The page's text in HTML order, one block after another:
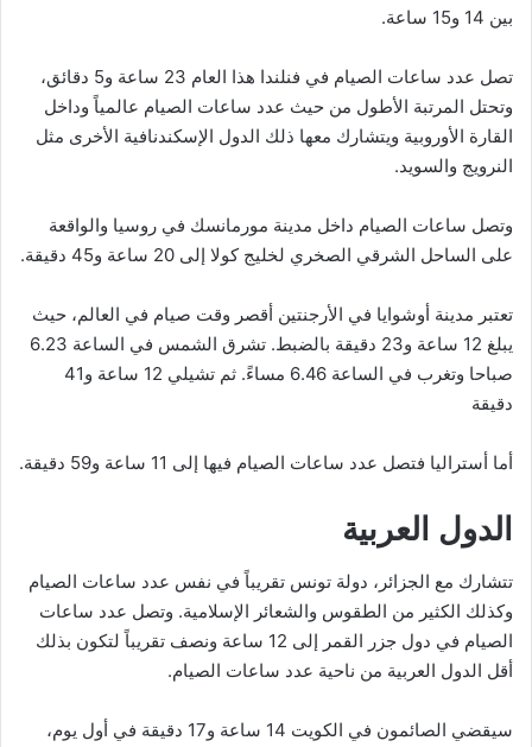
بين 14 و15 ساعة.
تصل عدد ساعات الصيام في فنلندا هذا العام 23 ساعة و5 دقائق،
وتحتل المرتبة الأطول من حيث عدد ساعات الصيام عالمياً وداخل
القارة الأوروبية ويتشارك معها ذلك الدول الإسكندنافية الأخرى مثل
النرويج والسويد.
وتصل ساعات الصيام داخل مدينة مورمانسك في روسيا والواقعة
على الساحل الشرقي الصخري لخليج كولا إلى 20 ساعة و45 دقيقة.
تعتبر مدينة أوشوايا في الأرجنتين أقصر وقت صيام في العالم، حيث
يبلغ 12 ساعة و23 دقيقة بالضبط. تشرق الشمس في الساعة 6.23
صباحا وتغرب في الساعة 6.46 مساءً. ثم تشيلي 12 ساعة و41
دقيقة
أما أستراليا فتصل عدد ساعات الصيام فيها إلى 11 ساعة و59 دقيقة.
الدول العربية
تتشارك مع الجزائر، دولة تونس تقريباً في نفس عدد ساعات الصيام
وكذلك الكثير من الطقوس والشعائر الإسلامية. وتصل عدد ساعات
الصيام في دول جزر القمر إلى 12 ساعة ونصف تقريباً لتكون بذلك
أقل الدول العربية من ناحية عدد ساعات الصيام.
سيقضي الصائمون في الكويت 14 ساعة و17 دقيقة في أول يوم،